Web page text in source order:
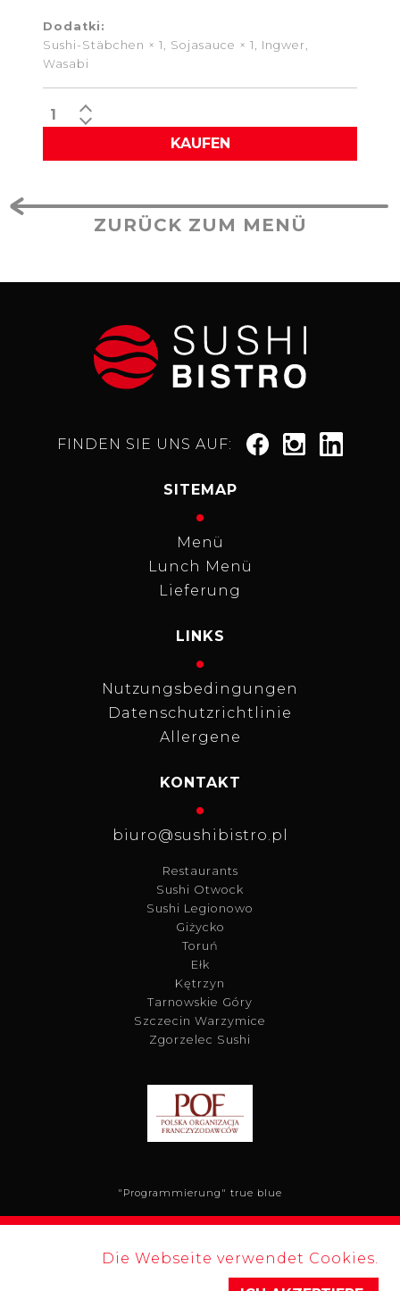
Dodatki:
Sushi-Stäbchen × 1
Sojasauce × 1
Ingwer,
Wasabi
KAUFEN
ZURÜCK ZUM MENÜ
FINDEN SIE UNS AUF:
SITEMAP
Menü
Lunch Menü
Lieferung
LINKS
Nutzungsbedingungen
Datenschutzrichtlinie
Allergene
KONTAKT
biuro@sushibistro.pl
Restaurants
Sushi Otwock
Sushi Legionowo
Giżycko
Toruń
Ełk
Kętrzyn
Tarnowskie Góry
Szczecin Warzymice
Zgorzelec Sushi
"Programmierung" true blue
Die Webseite verwendet Cookies.